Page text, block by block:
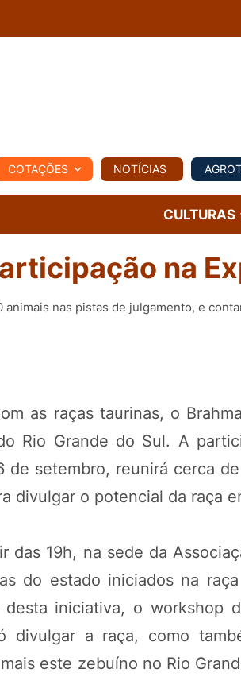
REGIONAL COMERCIAL
COTAÇÕES NOTÍCIAS
CULTURAS
na
nas pistas de julgamento, e
as raças taurinas, o
Rio Grande do Sul. A
setembro, reunirá cerca
divulgar o potencial da raça
19h, na sede da
do estado iniciados na
iniciativa, o workshop
a raça, como
este zebuíno no Rio